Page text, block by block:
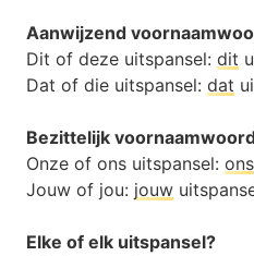
Aanwijzend
Dit of deze uitspansel: dit
Dat of die uitspansel: dat
Bezittelijk
Onze of ons uitspansel: ons
Jouw of jou: jouw
Elke of elk uitspansel?